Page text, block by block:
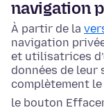
navigation
À partir de la
navigation
et utilisatrices
données de leur
complètement
le bouton